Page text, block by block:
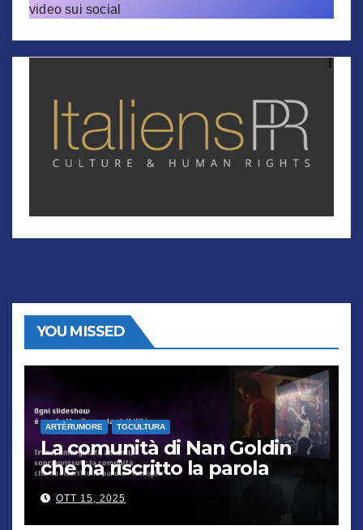
video sui social
YOU MISSED
ARTÈRUMORE TGCULTURA
La comunità di Nan Goldin
che ha riscritto la parola
“famiglia”
OTT 15, 2025